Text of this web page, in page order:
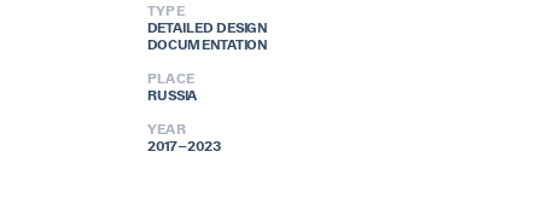
TYPE
DETAILED DESIGN
DOCUMENTATION
PLACE
RUSSIA
YEAR
2017–2023